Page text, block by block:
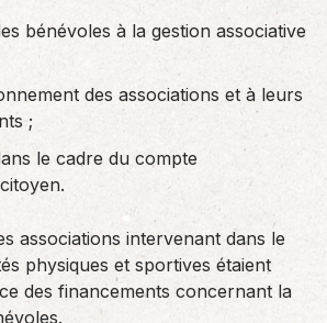
bénévoles à la gestion associative
des associations et à leurs
;
le cadre du compte
associations intervenant dans le
physiques et sportives étaient
des financements concernant la